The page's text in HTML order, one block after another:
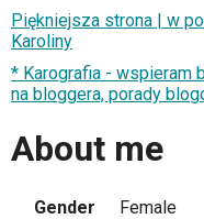
Piękniejsza strona | w
Karoliny
* Karografia - wspieram
na bloggera, porady
About me
Gender
Female